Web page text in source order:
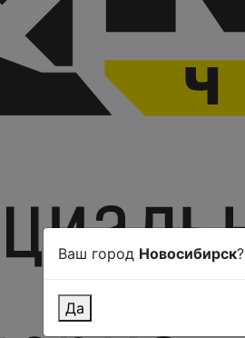
Ваш город Новосибирск?
Да